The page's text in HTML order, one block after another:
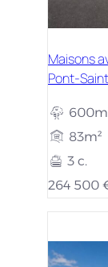
Maisons
Pont-
83m²
3 c.
264 500